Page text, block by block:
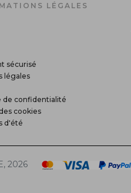
LÉGALES
sécurisé
légales
de confidentialité
cookies
d'été
2026